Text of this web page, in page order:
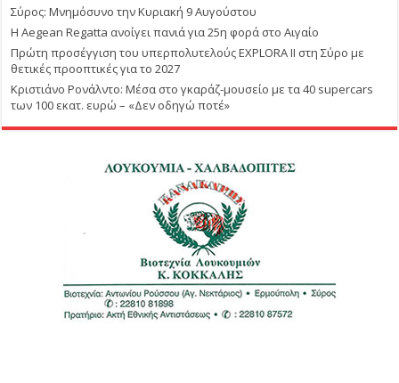
Σύρος: Μνημόσυνο την Κυριακή 9 Αυγούστου
Η Aegean Regatta ανοίγει πανιά για 25η φορά στο Αιγαίο
Πρώτη προσέγγιση του υπερπολυτελούς EXPLORA II στη Σύρο με
θετικές προοπτικές για το 2027
Κριστιάνο Ρονάλντο: Μέσα στο γκαράζ-μουσείο με τα 40 supercars
των 100 εκατ. ευρώ – «Δεν οδηγώ ποτέ»